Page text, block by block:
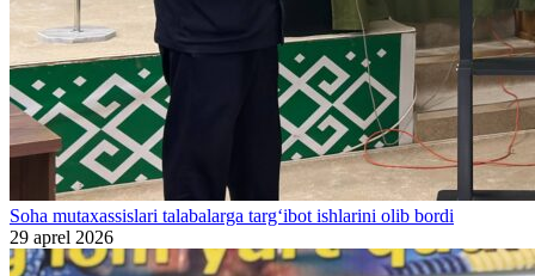
Soha mutaxassislari talabalarga targ‘ibot ishlarini olib bordi
29 aprel 2026